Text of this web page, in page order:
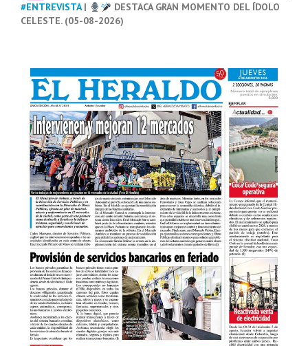
#ENTREVISTA|
DESTACA GRAN MOMENTO DEL ÍDOLO
CELESTE. (05-08-2026)